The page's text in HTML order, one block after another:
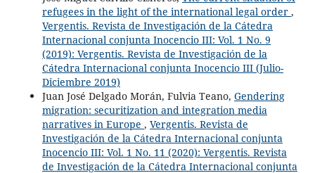
refugees in the light of the international legal order ,
Vergentis. Revista de Investigación de la Cátedra
Internacional conjunta Inocencio III: Vol. 1 No. 9
(2019): Vergentis. Revista de Investigación de la
Cátedra Internacional conjunta Inocencio III (Julio-
Diciembre 2019)
Juan José Delgado Morán, Fulvia Teano, Gendering
migration: securitization and integration media
narratives in Europe , Vergentis. Revista de
Investigación de la Cátedra Internacional conjunta
Inocencio III: Vol. 1 No. 11 (2020): Vergentis. Revista
de Investigación de la Cátedra Internacional conjunta